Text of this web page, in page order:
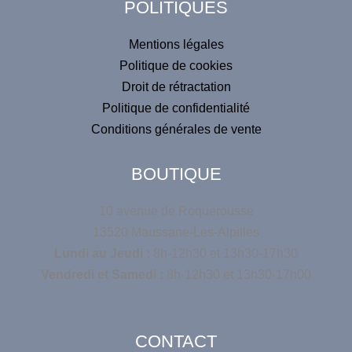
POLITIQUES
Mentions légales
Politique de cookies
Droit de rétractation
Politique de confidentialité
Conditions générales de vente
BOUTIQUE
10 avenue de Roquerousse
13520 Maussane-Les-Alpilles
Lundi au Jeudi : 8h-12h30 et 13h30-17h30
Vendredi et Samedi : 8h-12h30 et 13h30-17h00
CONTACT